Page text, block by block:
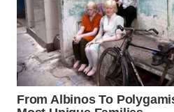
WN DELI
SERDANG
WN
TEBING
TINGGI